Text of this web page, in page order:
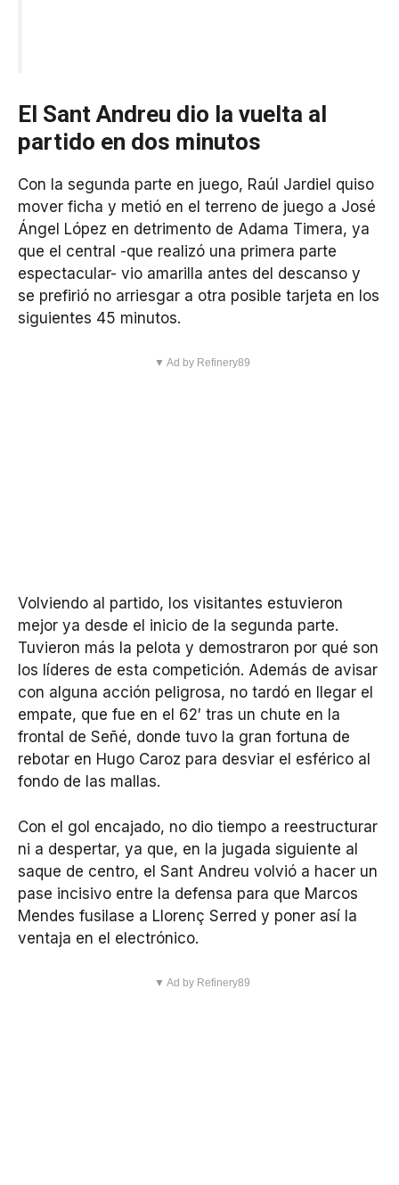
El Sant Andreu dio la vuelta al
partido en dos minutos
Con la segunda parte en juego, Raúl Jardiel quiso
mover ficha y metió en el terreno de juego a José
Ángel López en detrimento de Adama Timera, ya
que el central -que realizó una primera parte
espectacular- vio amarilla antes del descanso y
se prefirió no arriesgar a otra posible tarjeta en los
siguientes 45 minutos.
▼ Ad by Refinery89
Volviendo al partido, los visitantes estuvieron
mejor ya desde el inicio de la segunda parte.
Tuvieron más la pelota y demostraron por qué son
los líderes de esta competición. Además de avisar
con alguna acción peligrosa, no tardó en llegar el
empate, que fue en el 62′ tras un chute en la
frontal de Señé, donde tuvo la gran fortuna de
rebotar en Hugo Caroz para desviar el esférico al
fondo de las mallas.
Con el gol encajado, no dio tiempo a reestructurar
ni a despertar, ya que, en la jugada siguiente al
saque de centro, el Sant Andreu volvió a hacer un
pase incisivo entre la defensa para que Marcos
Mendes fusilase a Llorenç Serred y poner así la
ventaja en el electrónico.
▼ Ad by Refinery89